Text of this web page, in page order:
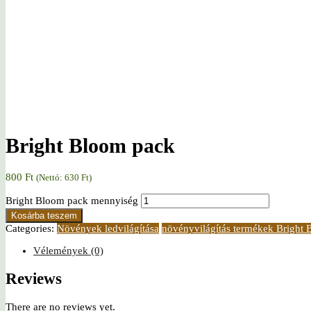
Bright Bloom pack
800 Ft (Nettó: 630 Ft)
Bright Bloom pack mennyiség
Kosárba teszem
Categories: Növények ledvilágítása növényvilágítás termékek Bright
Vélemények (0)
Reviews
There are no reviews yet.